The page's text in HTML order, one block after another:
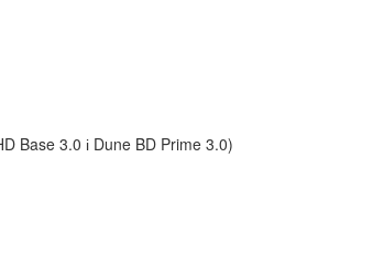
Base 3.0 і Dune BD Prime 3.0)